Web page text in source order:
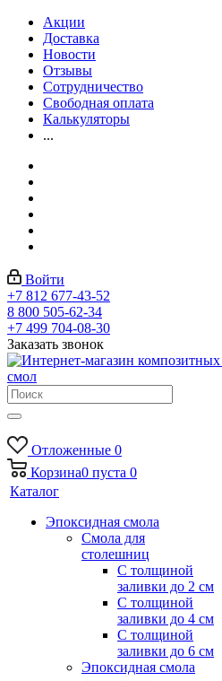
Акции
Доставка
Новости
Отзывы
Сотрудничество
Свободная оплата
Калькуляторы
...
Войти
+7 812 677-43-52
8 800 505-62-34
+7 499 704-08-30
Заказать звонок
Отложенные 0
Корзина0 пуста 0
Каталог
Эпоксидная смола
Смола для
столешниц
С толщиной
заливки до 2 см
С толщиной
заливки до 4 см
С толщиной
заливки до 6 см
Эпоксидная смола